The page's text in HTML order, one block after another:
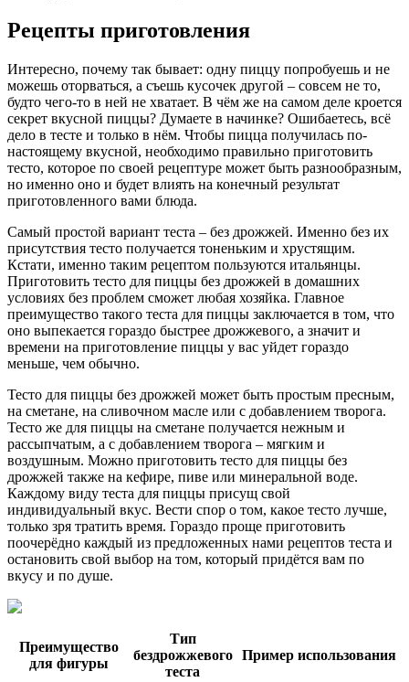
Рецепты приготовления
Интересно, почему так бывает: одну пиццу попробуешь и не
можешь оторваться, а съешь кусочек другой – совсем не то,
будто чего-то в ней не хватает. В чём же на самом деле кроется
секрет вкусной пиццы? Думаете в начинке? Ошибаетесь, всё
дело в тесте и только в нём. Чтобы пицца получилась по-
настоящему вкусной, необходимо правильно приготовить
тесто, которое по своей рецептуре может быть разнообразным,
но именно оно и будет влиять на конечный результат
приготовленного вами блюда.
Самый простой вариант теста – без дрожжей. Именно без их
присутствия тесто получается тоненьким и хрустящим.
Кстати, именно таким рецептом пользуются итальянцы.
Приготовить тесто для пиццы без дрожжей в домашних
условиях без проблем сможет любая хозяйка. Главное
преимущество такого теста для пиццы заключается в том, что
оно выпекается гораздо быстрее дрожжевого, а значит и
времени на приготовление пиццы у вас уйдет гораздо
меньше, чем обычно.
Тесто для пиццы без дрожжей может быть простым пресным,
на сметане, на сливочном масле или с добавлением творога.
Тесто же для пиццы на сметане получается нежным и
рассыпчатым, а с добавлением творога – мягким и
воздушным. Можно приготовить тесто для пиццы без
дрожжей также на кефире, пиве или минеральной воде.
Каждому виду теста для пиццы присущ свой
индивидуальный вкус. Вести спор о том, какое тесто лучше,
только зря тратить время. Гораздо проще приготовить
поочерёдно каждый из предложенных нами рецептов теста и
остановить свой выбор на том, который придётся вам по
вкусу и по душе.
Преимущество
для фигуры
Тип
бездрожжевого
теста
Пример использования